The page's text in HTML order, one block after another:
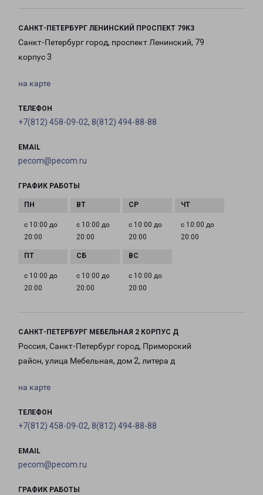
САНКТ-ПЕТЕРБУРГ ЛЕНИНСКИЙ ПРОСПЕКТ 79К3
Санкт-Петербург город, проспект Ленинский, 79
корпус 3
на карте
ТЕЛЕФОН
+7(812) 458-09-02, 8(812) 494-88-88
EMAIL
pecom@pecom.ru
ГРАФИК РАБОТЫ
с 10:00 до
20:00
с 10:00 до
20:00
с 10:00 до
20:00
с 10:00 до
20:00
с 10:00 до
20:00
с 10:00 до
20:00
с 10:00 до
20:00
САНКТ-ПЕТЕРБУРГ МЕБЕЛЬНАЯ 2 КОРПУС Д
Россия, Санкт-Петербург город, Приморский
район, улица Мебельная, дом 2, литера д
на карте
ТЕЛЕФОН
+7(812) 458-09-02, 8(812) 494-88-88
EMAIL
pecom@pecom.ru
ГРАФИК РАБОТЫ